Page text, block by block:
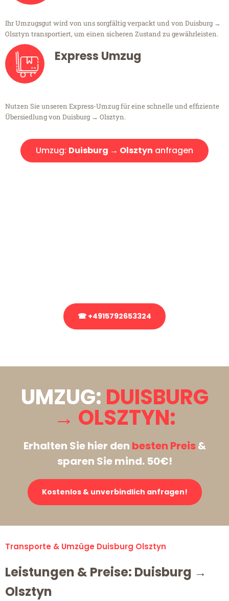
Ihr Umzugsgut wird von uns sorgfältig verpackt und von Duisburg →
Olsztyn transportiert, um einen sicheren Zustand zu gewährleisten.
Express Umzug
Nutzen Sie unseren Express-Umzug für eine schnelle und effiziente
Übersiedlung von Duisburg → Olsztyn.
Umzug: Duisburg → Olsztyn anfragen
☎ +4915792653324
UMZUG: DUISBURG
→ OLSZTYN:
Erhalten Sie hier den besten Preis&
sparen Sie mind. 50€!
Kostenlos & unverbindlich anfragen!
Transporte & Umzüge Duisburg Olsztyn
Leistungen & Preise: Duisburg →
Olsztyn